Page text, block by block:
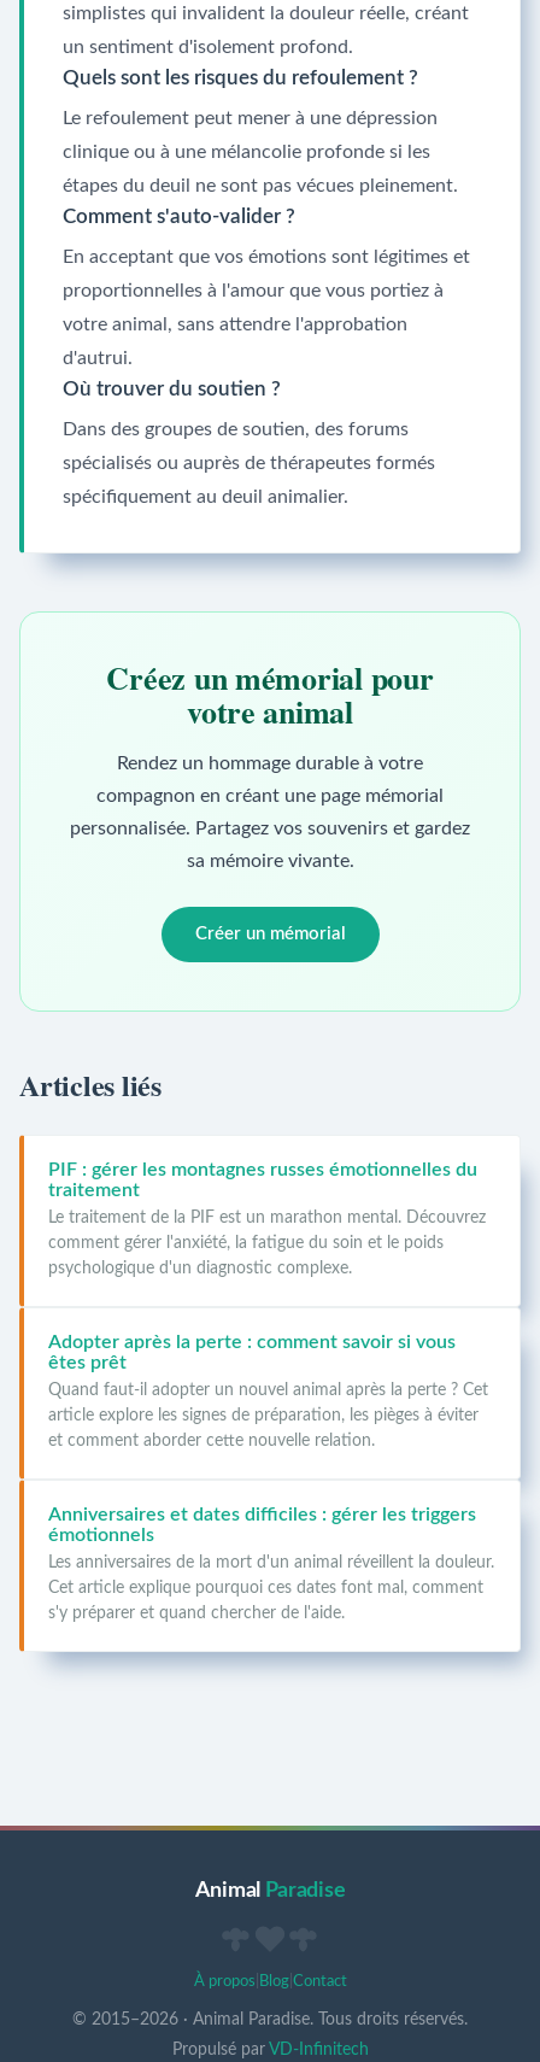
simplistes qui invalident la douleur réelle, créant
un sentiment d'isolement profond.
Quels sont les risques du refoulement ?
Le refoulement peut mener à une dépression
clinique ou à une mélancolie profonde si les
étapes du deuil ne sont pas vécues pleinement.
Comment s'auto-valider ?
En acceptant que vos émotions sont légitimes et
proportionnelles à l'amour que vous portiez à
votre animal, sans attendre l'approbation
d'autrui.
Où trouver du soutien ?
Dans des groupes de soutien, des forums
spécialisés ou auprès de thérapeutes formés
spécifiquement au deuil animalier.
Créez un mémorial pour
votre animal
Rendez un hommage durable à votre
compagnon en créant une page mémorial
personnalisée. Partagez vos souvenirs et gardez
sa mémoire vivante.
Créer un mémorial
Articles liés
PIF : gérer les montagnes russes émotionnelles du
traitement
Le traitement de la PIF est un marathon mental. Découvrez
comment gérer l'anxiété, la fatigue du soin et le poids
psychologique d'un diagnostic complexe.
Adopter après la perte : comment savoir si vous
êtes prêt
Quand faut-il adopter un nouvel animal après la perte ? Cet
article explore les signes de préparation, les pièges à éviter
et comment aborder cette nouvelle relation.
Anniversaires et dates difficiles : gérer les triggers
émotionnels
Les anniversaires de la mort d'un animal réveillent la douleur.
Cet article explique pourquoi ces dates font mal, comment
s'y préparer et quand chercher de l'aide.
Animal Paradise
À propos Blog| Contact
© 2015–2026 · Animal Paradise. Tous droits réservés.
Propulsé par VD-Infinitech